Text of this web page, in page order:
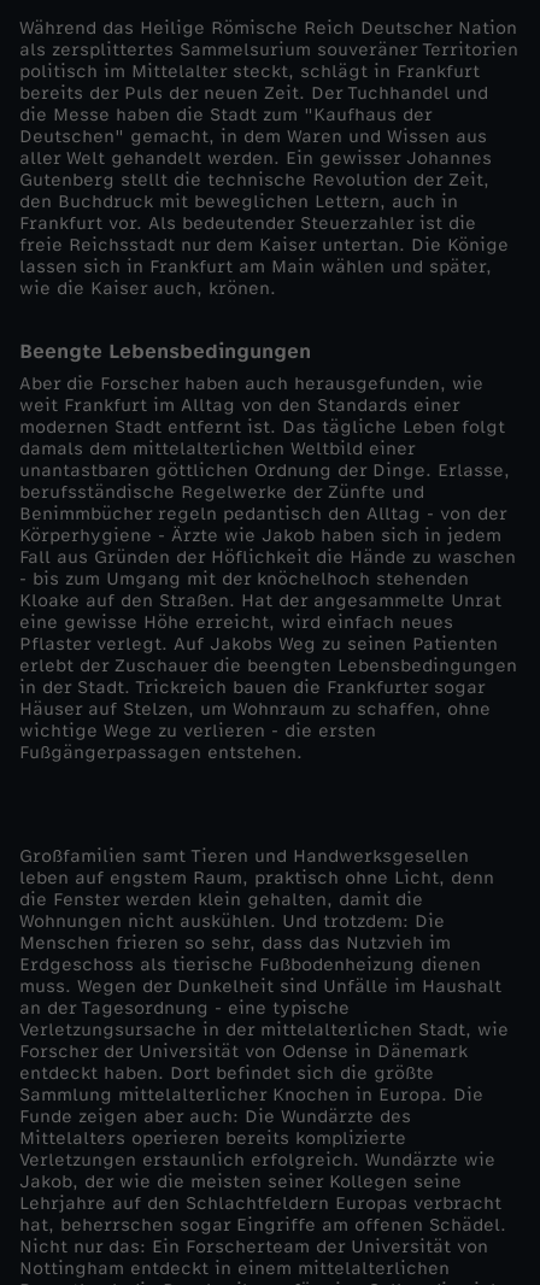
t
e
l
a
l
t
e
r
Während das Heilige Römische Reich Deutscher Nation
als zersplittertes Sammelsurium souveräner Territorien
politisch im Mittelalter steckt, schlägt in Frankfurt
bereits der Puls der neuen Zeit. Der Tuchhandel und
die Messe haben die Stadt zum "Kaufhaus der
Deutschen" gemacht, in dem Waren und Wissen aus
aller Welt gehandelt werden. Ein gewisser Johannes
Gutenberg stellt die technische Revolution der Zeit,
den Buchdruck mit beweglichen Lettern, auch in
Frankfurt vor. Als bedeutender Steuerzahler ist die
freie Reichsstadt nur dem Kaiser untertan. Die Könige
lassen sich in Frankfurt am Main wählen und später,
wie die Kaiser auch, krönen.
Beengte Lebensbedingungen
Aber die Forscher haben auch herausgefunden, wie
weit Frankfurt im Alltag von den Standards einer
modernen Stadt entfernt ist. Das tägliche Leben folgt
damals dem mittelalterlichen Weltbild einer
unantastbaren göttlichen Ordnung der Dinge. Erlasse,
berufsständische Regelwerke der Zünfte und
Benimmbücher regeln pedantisch den Alltag - von der
Körperhygiene - Ärzte wie Jakob haben sich in jedem
Fall aus Gründen der Höflichkeit die Hände zu waschen
- bis zum Umgang mit der knöchelhoch stehenden
Kloake auf den Straßen. Hat der angesammelte Unrat
eine gewisse Höhe erreicht, wird einfach neues
Pflaster verlegt. Auf Jakobs Weg zu seinen Patienten
erlebt der Zuschauer die beengten Lebensbedingungen
in der Stadt. Trickreich bauen die Frankfurter sogar
Häuser auf Stelzen, um Wohnraum zu schaffen, ohne
wichtige Wege zu verlieren - die ersten
Fußgängerpassagen entstehen.
Großfamilien samt Tieren und Handwerksgesellen
leben auf engstem Raum, praktisch ohne Licht, denn
die Fenster werden klein gehalten, damit die
Wohnungen nicht auskühlen. Und trotzdem: Die
Menschen frieren so sehr, dass das Nutzvieh im
Erdgeschoss als tierische Fußbodenheizung dienen
muss. Wegen der Dunkelheit sind Unfälle im Haushalt
an der Tagesordnung - eine typische
Verletzungsursache in der mittelalterlichen Stadt, wie
Forscher der Universität von Odense in Dänemark
entdeckt haben. Dort befindet sich die größte
Sammlung mittelalterlicher Knochen in Europa. Die
Funde zeigen aber auch: Die Wundärzte des
Mittelalters operieren bereits komplizierte
Verletzungen erstaunlich erfolgreich. Wundärzte wie
Jakob, der wie die meisten seiner Kollegen seine
Lehrjahre auf den Schlachtfeldern Europas verbracht
hat, beherrschen sogar Eingriffe am offenen Schädel.
Nicht nur das: Ein Forscherteam der Universität von
Nottingham entdeckt in einem mittelalterlichen